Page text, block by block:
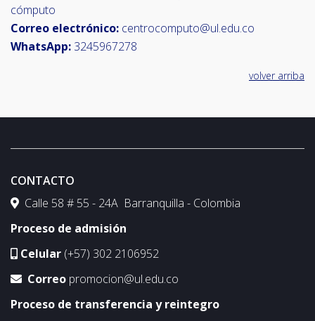
cómputo
Correo electrónico: centrocomputo@ul.edu.co
WhatsApp: 3245967278
volver arriba
CONTACTO
Calle 58 # 55 - 24A Barranquilla - Colombia
Proceso de admisión
Celular (+57) 302 2106952
Correo promocion@ul.edu.co
Proceso de transferencia y reintegro